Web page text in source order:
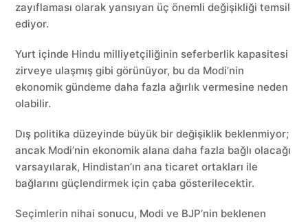
zayıflaması olarak yansıyan üç önemli değişikliği temsil
ediyor.
Yurt içinde Hindu milliyetçiliğinin seferberlik kapasitesi
zirveye ulaşmış gibi görünüyor, bu da Modi’nin
ekonomik gündeme daha fazla ağırlık vermesine neden
olabilir.
Dış politika düzeyinde büyük bir değişiklik beklenmiyor;
ancak Modi’nin ekonomik alana daha fazla bağlı olacağı
varsayılarak, Hindistan’ın ana ticaret ortakları ile
bağlarını güçlendirmek için çaba gösterilecektir.
Seçimlerin nihai sonucu, Modi ve BJP’nin beklenen